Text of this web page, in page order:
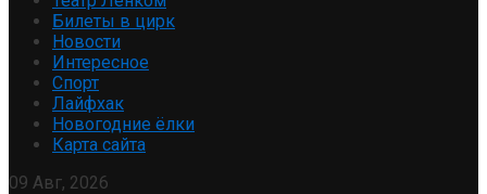
Билеты в цирк
Новости
Интересное
Спорт
Лайфхак
Новогодние ёлки
Карта сайта
09 Авг, 2026